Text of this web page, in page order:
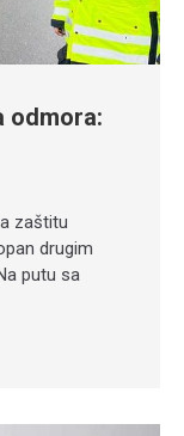
odmora:
zaštitu
drugim
putu sa